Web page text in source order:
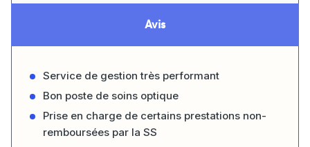
Avis
Service de gestion très performant
Bon poste de soins optique
Prise en charge de certains prestations non-
remboursées par la SS